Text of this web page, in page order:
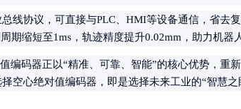
线协议，可直接与PLC、HMI等设备通信，省去
缩短至1ms，轨迹精度提升0.02mm，助力机器
编码器正以“精准、可靠、智能”的核心优势，重
空心绝对值编码器，即是选择未来工业的“智慧之